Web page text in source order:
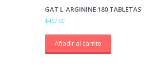
GAT L-ARGININE 180 TABLETAS
$457.00
Añadir al carrito